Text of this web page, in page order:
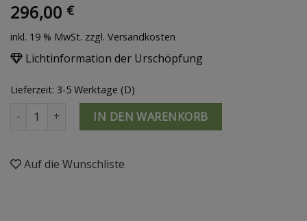
296,00 €
inkl. 19 % MwSt. zzgl. Versandkosten
Lichtinformation der Urschöpfung
Lieferzeit: 3-5 Werktage (D)
Evolutions-Stab MengeIN DEN WARENKORB
Auf die Wunschliste